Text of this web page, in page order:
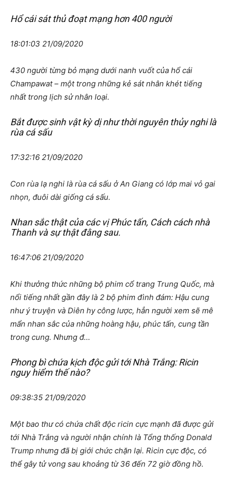
Hổ cái sát thủ đoạt mạng hơn 400 người
18:01:03 21/09/2020
430 người từng bỏ mạng dưới nanh vuốt của hổ cái
Champawat – một trong những kẻ sát nhân khét tiếng
nhất trong lịch sử nhân loại.
Bắt được sinh vật kỳ dị như thời nguyên thủy nghi là
rùa cá sấu
17:32:16 21/09/2020
Con rùa lạ nghi là rùa cá sấu ở An Giang có lớp mai vỏ gai
nhọn, đuôi dài giống cá sấu.
Nhan sắc thật của các vị Phúc tấn, Cách cách nhà
Thanh và sự thật đằng sau.
16:47:06 21/09/2020
Khi thưởng thức những bộ phim cổ trang Trung Quốc, mà
nổi tiếng nhất gần đây là 2 bộ phim đình đám: Hậu cung
như ý truyện và Diên hy công lược, hẳn người xem sẽ mê
mẩn nhan sắc của những hoàng hậu, phúc tấn, cung tần
trong cung. Nhưng đ…
Phong bì chứa kịch độc gửi tới Nhà Trắng: Ricin
nguy hiểm thế nào?
09:38:35 21/09/2020
Một bao thư có chứa chất độc ricin cực mạnh đã được gửi
tới Nhà Trắng và người nhận chính là Tổng thống Donald
Trump nhưng đã bị giới chức chặn lại. Ricin cực độc, có
thể gây tử vong sau khoảng từ 36 đến 72 giờ đồng hồ.